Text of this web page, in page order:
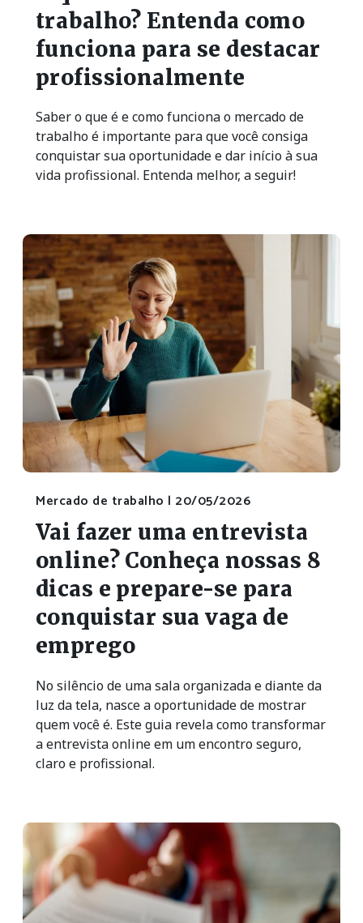
trabalho? Entenda como
funciona para se destacar
profissionalmente
Saber o que é e como funciona o mercado de
trabalho é importante para que você consiga
conquistar sua oportunidade e dar início à sua
vida profissional. Entenda melhor, a seguir!
Mercado de trabalho | 20/05/2026
Vai fazer uma entrevista
online? Conheça nossas 8
dicas e prepare-se para
conquistar sua vaga de
emprego
No silêncio de uma sala organizada e diante da
luz da tela, nasce a oportunidade de mostrar
quem você é. Este guia revela como transformar
a entrevista online em um encontro seguro,
claro e profissional.